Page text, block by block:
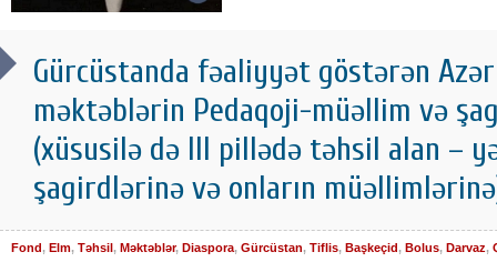
Gürcüstanda fəaliyyət göstərən
məktəblərin Pedaqoji-müəllim və
(xüsusilə də III pillədə təhsil alan –
şagirdlərinə və onların
Fond, Elm, Təhsil, Məktəblər, Diaspora, Gürcüstan, Tiflis, Başkeçid, Bolus, Darvaz,